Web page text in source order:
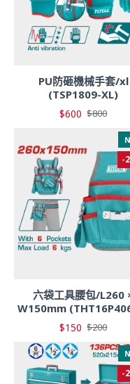
PU防砸機械手套/xl
(TSP1809-XL)
$600 $800
-
六袋工具腰包/L260
W150mm
$150 $200
-